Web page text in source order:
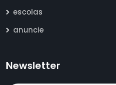
escolas
anuncie
Newsletter